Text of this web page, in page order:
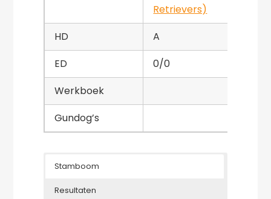
Retrievers)
HD
A
ED
0/0
Werkboek
Gundog’s
Stamboom
Resultaten